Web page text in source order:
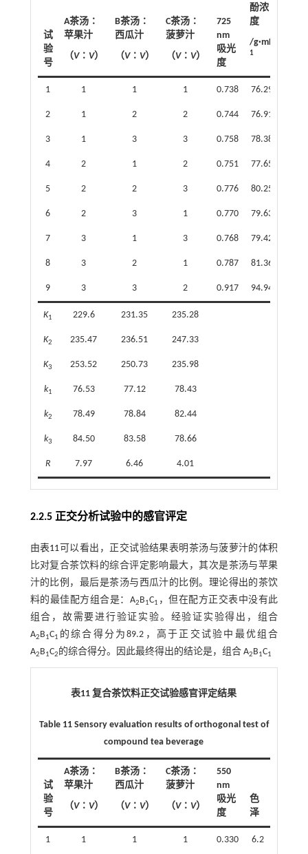
试
验
号
A茶汤∶
苹果汁
（V∶ V）
B茶汤∶
西瓜汁
（V∶ V）
C茶汤∶
菠萝汁
（V∶ V）
725
nm
吸光
度
酚浓
度
/g·mL
1
1 1 1 1 0.738 76.29
2 1 2 2 0.744 76.91
3 1 3 3 0.758 78.38
4 2 1 2 0.751 77.65
5 2 2 3 0.776 80.25
6 2 3 1 0.770 79.63
7 3 1 3 0.768 79.42
8 3 2 1 0.787 81.36
9 3 3 2 0.917 94.94
K1 229.6 231.35 235.28
K2 235.47 236.51 247.33
K3 253.52 250.73 235.98
k1 76.53 77.12 78.43
k2 78.49 78.84 82.44
k3 84.50 83.58 78.66
R 7.97 6.46 4.01
2.2.5 正交分析试验中的感官评定
由表11 可以看出，正交试验结果表明茶汤与菠萝汁的体积
比对复合茶饮料的综合评定影响最大，其次是茶汤与苹果
汁的比例，最后是茶汤与西瓜汁的比例。理论得出的茶饮
料的最佳配方组合是：A2B1C1 ，但在配方正交表中没有此
组合，故需要进行验证实验。经验证实验得出，组合
A2B1C1 的综合得分为89.2，高于正交试验中最优组合
A2B1C2 的综合得分。因此最终得出的结论是，组合 A2B1C1
表11 复合茶饮料正交试验感官评定结果
Table 11 Sensory evaluation results of orthogonal test of
compound tea beverage
试
验
号
A茶汤∶
苹果汁
（V∶ V）
B茶汤∶
西瓜汁
（V∶ V）
C茶汤∶
菠萝汁
（V∶ V）
550
nm
吸光
度
色
泽
1 1 1 1 0.330 6.2